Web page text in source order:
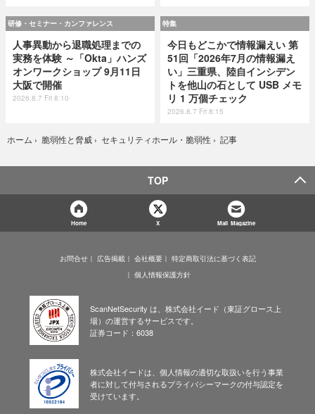
研修・セミナー・カンファレンス
人事異動から退職処理までの
実務を体験 ～「Okta」ハンズ
オンワークショップ 9月11日
大阪で開催
2026.8.7 Fri 8:10
特集
今日もどこかで情報漏えい 第
51回「2026年7月の情報漏え
い」三重県、陸自インシデン
トを他山の石として USB メモ
リ 1 万個チェック
2026.8.7 Fri 8:15
ホーム › 脆弱性と脅威 › セキュリティホール・脆弱性 › 記事
TOP
Home X Mail Magazine
お問合せ 広告掲載 会社概要
特定商取引法に基づく表記
個人情報保護方針
ScanNetSecurity は、株式会社イード（東証グロース上
場）の運営するサービスです。
証券コード：6038
株式会社イードは、個人情報の適切な取扱いを行う事業
者に対して付与されるプライバシーマークの付与認定を
受けています。